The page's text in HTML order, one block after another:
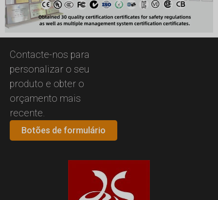
Contacte-nos para
personalizar o seu
produto e obter o
orçamento mais
recente.
Botões de formulário